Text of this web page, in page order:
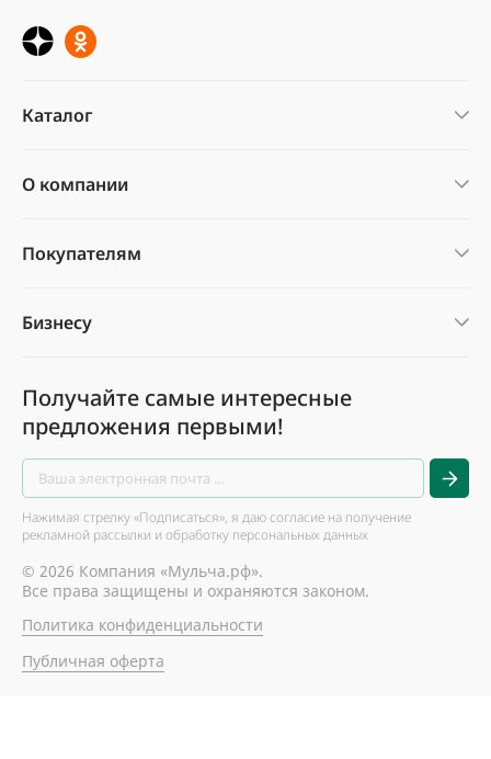
Каталог
О компании
Покупателям
Бизнесу
Получайте самые интересные
предложения первыми!
Нажимая стрелку «Подписаться», я даю согласие на получение
рекламной рассылки и обработку персональных данных
© 2026 Компания «Мульча.рф».
Все права защищены и охраняются законом.
Политика конфиденциальности
Публичная оферта